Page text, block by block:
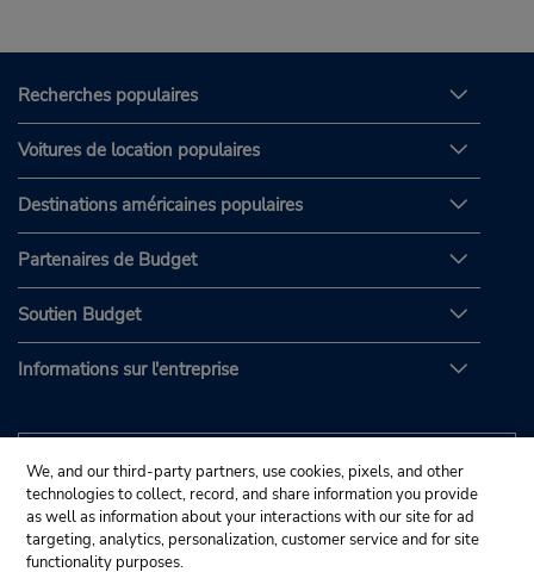
Recherches populaires
Voitures de location populaires
Destinations américaines populaires
Partenaires de Budget
Soutien Budget
Informations sur l'entreprise
We, and our third-party partners, use cookies, pixels, and other
technologies to collect, record, and share information you provide
as well as information about your interactions with our site for ad
targeting, analytics, personalization, customer service and for site
functionality purposes.